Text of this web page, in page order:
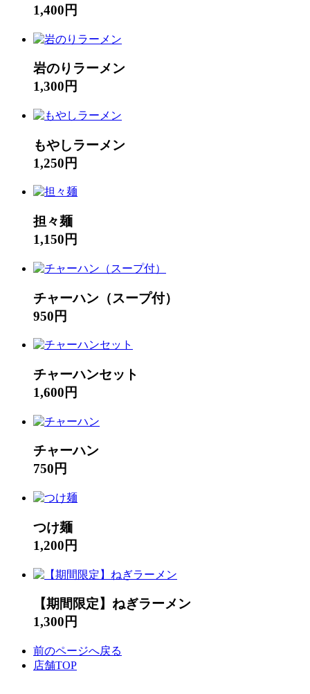
1,400円
岩のりラーメン
1,300円
もやしラーメン
1,250円
担々麺
1,150円
チャーハン（スープ付）
950円
チャーハンセット
1,600円
チャーハン
750円
つけ麺
1,200円
【期間限定】ねぎラーメン
1,300円
前のページへ戻る
店舗TOP